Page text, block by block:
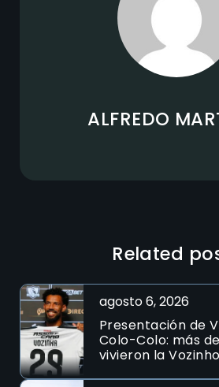
ALFREDO
Related
agosto 6, 2026
Presentación de
Colo-Colo: más
vivieron la